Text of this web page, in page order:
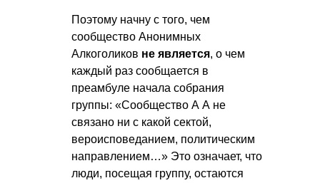
Поэтому начну с того, чем
сообщество Анонимных
Алкоголиков не является, о чем
каждый раз сообщается в
преамбуле начала собрания
группы: «Сообщество А А не
связано ни с какой сектой,
вероисповеданием, политическим
направлением…» Это означает, что
люди, посещая группу, остаются